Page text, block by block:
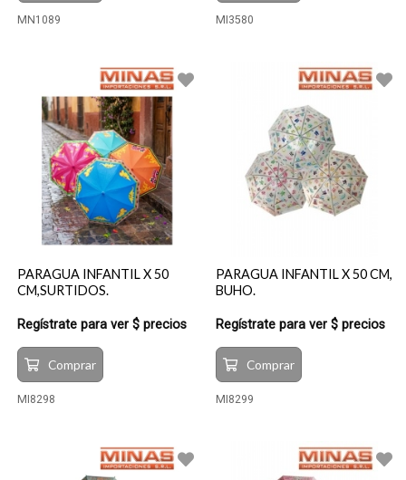
MN1089 MI3580
PARAGUA INFANTIL X 50
CM,SURTIDOS.
Regístrate para ver $ precios
Comprar
MI8298
PARAGUA INFANTIL X 50 CM,
BUHO.
Regístrate para ver $ precios
Comprar
MI8299